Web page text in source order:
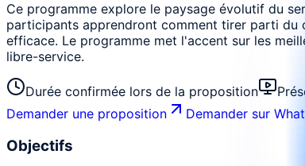
Ce programme explore le paysage évolutif du
participants apprendront comment tirer parti du
efficace. Le programme met l'accent sur les
libre-service.
Durée confirmée lors de la proposition
Demander une proposition
Demander sur
Objectifs